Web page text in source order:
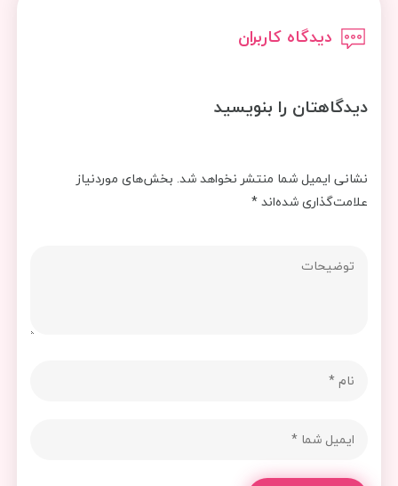
دیدگاه کاربران
دیدگاهتان را بنویسید
نشانی ایمیل شما منتشر نخواهد شد. بخش‌های موردنیاز
علامت‌گذاری شده‌اند*